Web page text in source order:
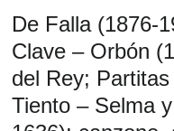
De Falla (1876-
Clave – Orbón
del Rey;
Tiento – Selma